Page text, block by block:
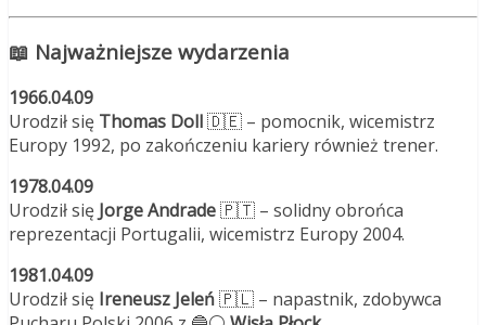
📖 Najważniejsze wydarzenia
1966.04.09
Urodził się Thomas Doll🇩🇪 – pomocnik, wicemistrz
Europy 1992, po zakończeniu kariery również trener.
1978.04.09
Urodził się Jorge Andrade🇵🇹 – solidny obrońca
reprezentacji Portugalii, wicemistrz Europy 2004.
1981.04.09
Urodził się Ireneusz Jeleń🇵🇱 – napastnik, zdobywca